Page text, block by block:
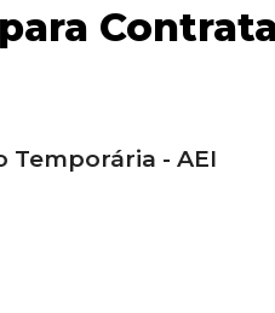
Temporária - AEI